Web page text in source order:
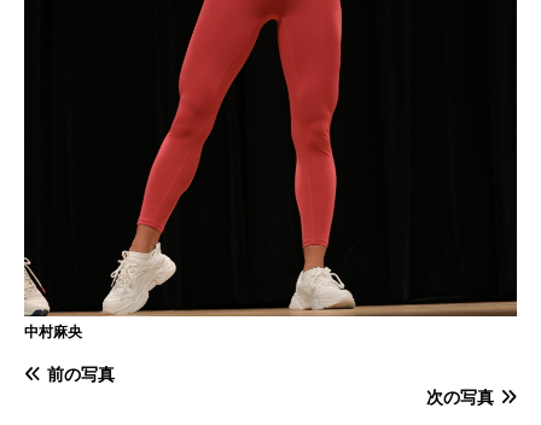
中村麻央
前の写真
次の写真